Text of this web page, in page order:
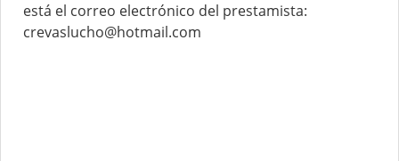
está el correo electrónico del prestamista:
crevaslucho@hotmail.com